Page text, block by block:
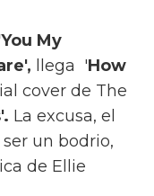
My
llega 'How
cover de The
La excusa, el
un bodrio,
de Ellie